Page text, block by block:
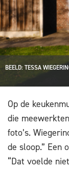
BEELD: TESSA
Op de
die
foto’s.
de sloop.” Een
“Dat voelde